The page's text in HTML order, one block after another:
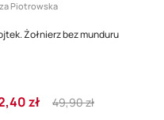
Piotrowska
Żołnierz bez munduru
zł
Regular
Price
49,90 zł